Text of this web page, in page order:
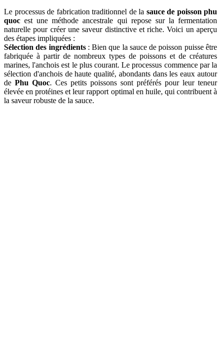
Le processus de fabrication traditionnel de la sauce de poisson phu
quoc est une méthode ancestrale qui repose sur la fermentation
naturelle pour créer une saveur distinctive et riche. Voici un aperçu
des étapes impliquées :
Sélection des ingrédients: Bien que la sauce de poisson puisse être
fabriquée à partir de nombreux types de poissons et de créatures
marines, l'anchois est le plus courant. Le processus commence par la
sélection d'anchois de haute qualité, abondants dans les eaux autour
de Phu Quoc. Ces petits poissons sont préférés pour leur teneur
élevée en protéines et leur rapport optimal en huile, qui contribuent à
la saveur robuste de la sauce.